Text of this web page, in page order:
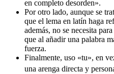
en completo desorden».
Por otro lado, aunque se
que el lema en latín haga
además, no se necesita
que al añadir una palabra
fuerza.
Finalmente, uso «tu», en
una arenga directa y